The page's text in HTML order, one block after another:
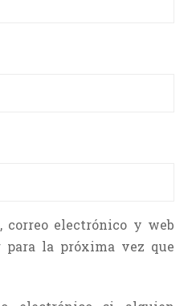
correo electrónico y web
para la próxima vez que